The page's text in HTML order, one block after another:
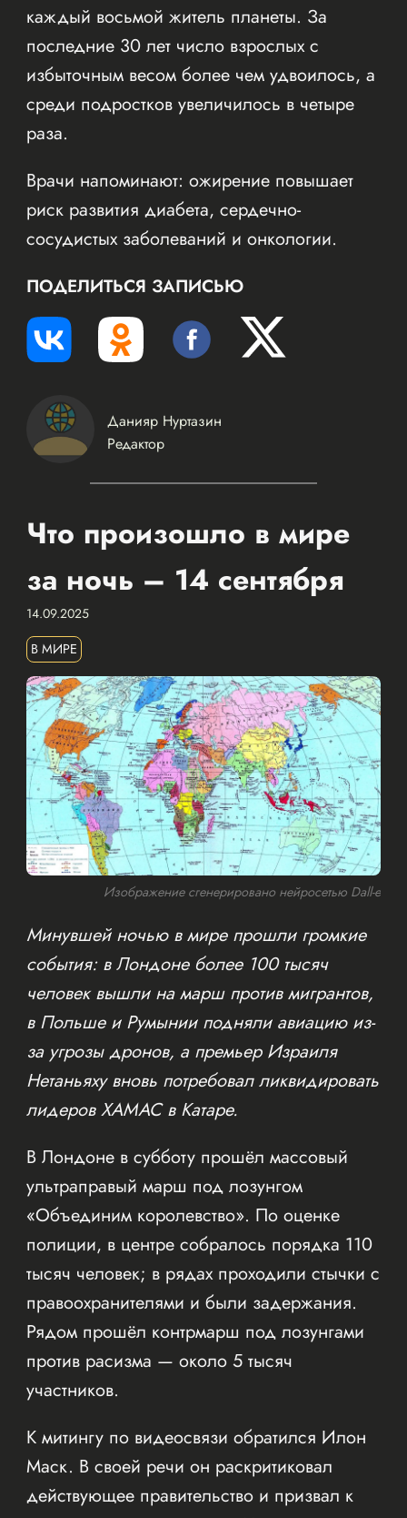
каждый восьмой житель планеты. За
последние 30 лет число взрослых с
избыточным весом более чем удвоилось, а
среди подростков увеличилось в четыре
раза.
Врачи напоминают: ожирение повышает
риск развития диабета, сердечно-
сосудистых заболеваний и онкологии.
ПОДЕЛИТЬСЯ ЗАПИСЬЮ
Данияр Нуртазин
Редактор
Что произошло в мире
за ночь – 14 сентября
14.09.2025
В МИРЕ
Изображение сгенерировано нейросетью Dall-e
Минувшей ночью в мире прошли громкие
события: в Лондоне более 100 тысяч
человек вышли на марш против мигрантов,
в Польше и Румынии подняли авиацию из-
за угрозы дронов, а премьер Израиля
Нетаньяху вновь потребовал ликвидировать
лидеров ХАМАС в Катаре.
В Лондоне в субботу прошёл массовый
ультраправый марш под лозунгом
«Объединим королевство». По оценке
полиции, в центре собралось порядка 110
тысяч человек; в рядах проходили стычки с
правоохранителями и были задержания.
Рядом прошёл контрмарш под лозунгами
против расизма — около 5 тысяч
участников.
К митингу по видеосвязи обратился Илон
Маск. В своей речи он раскритиковал
действующее правительство и призвал к